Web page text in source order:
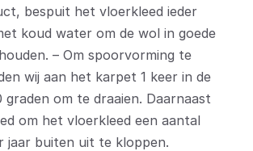
bespuit het vloerkleed ieder
koud water om de wol in goede
– Om spoorvorming te
wij aan het karpet 1 keer in de
graden om te draaien. Daarnaast
om het vloerkleed een aantal
jaar buiten uit te kloppen.